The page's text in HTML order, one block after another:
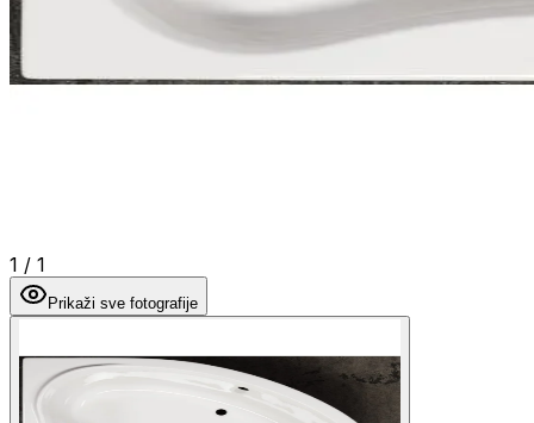
1 / 1
Prikaži sve fotografije